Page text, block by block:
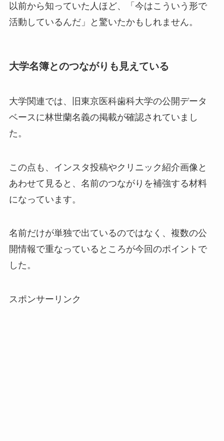
以前から知っていた人ほど、「今はこういう形で
活動しているんだ」と驚いたかもしれません。
大学名簿とのつながりも見えている
大学関連では、旧東京医科歯科大学の公開データ
ベースに林世蘭名義の掲載が確認されていまし
た。
この点も、インスタ投稿やクリニック紹介画像と
あわせて見ると、名前のつながりを補強する材料
になっています。
名前だけが単独で出ているのではなく、複数の公
開情報で重なっているところが今回のポイントで
した。
スポンサーリンク